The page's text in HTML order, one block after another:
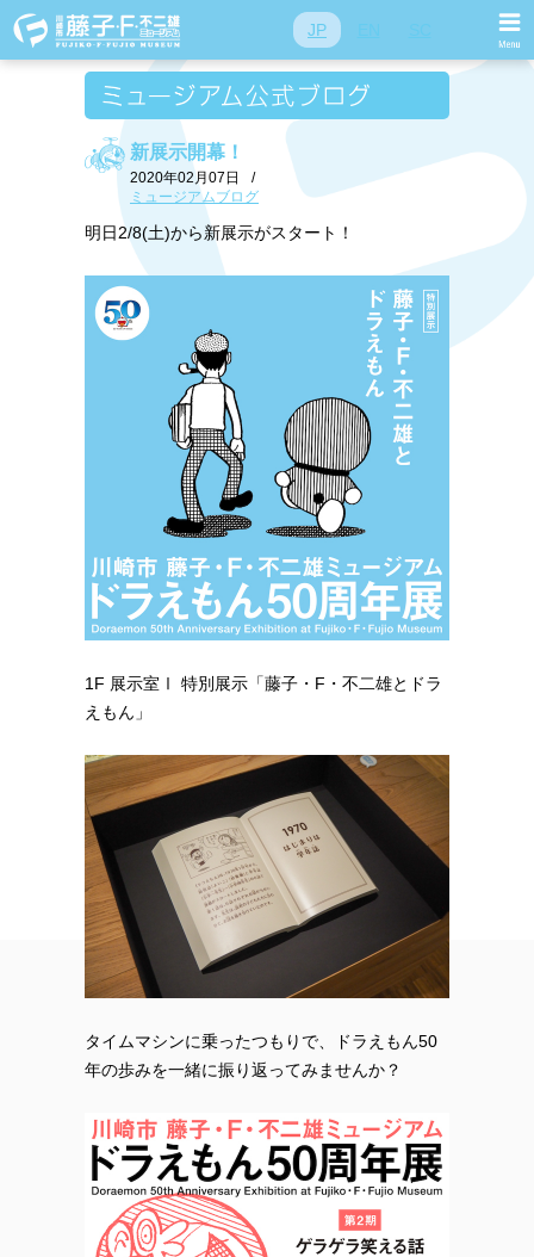
JP
新展示開幕！
2020年02月07日
/
ミュージアムブログ
明日2/8(土)から新展示がスタート！
1F 展示室Ⅰ 特別展示「藤子・F・不二雄とドラ
えもん」
タイムマシンに乗ったつもりで、ドラえもん50
年の歩みを一緒に振り返ってみませんか？